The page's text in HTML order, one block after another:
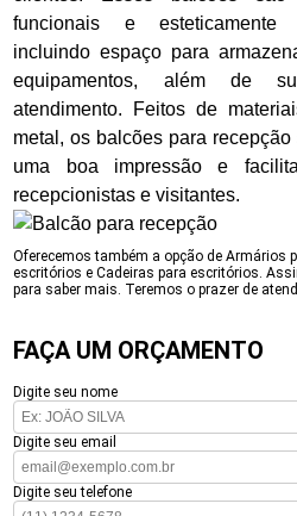
funcionais e esteticamente
incluindo espaço para
equipamentos, além de
atendimento. Feitos de
metal, os balcões para
uma boa impressão e
recepcionistas e visitantes.
Oferecemos também a opção de Armários
escritórios e Cadeiras para escritórios.
para saber mais. Teremos o prazer de
FAÇA UM ORÇAMENTO
Digite seu nome
Digite seu email
Digite seu telefone